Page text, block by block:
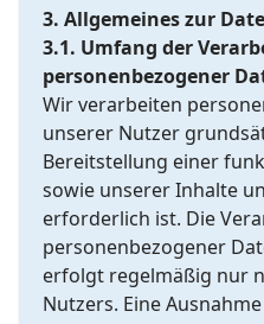
3. Allgemeines zur
3.1. Umfang der
personenbezogener
Wir verarbeiten
unserer Nutzer
Bereitstellung einer
sowie unserer Inhalte
erforderlich ist. Die
personenbezogener
erfolgt regelmäßig nur
Nutzers. Eine